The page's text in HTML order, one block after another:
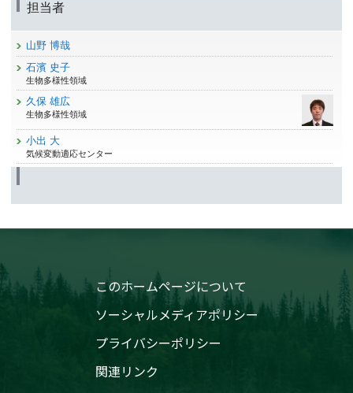
担当者
山野 博哉
石濱 史子
生物多様性領域
久保 雄広
生物多様性領域
小出 大
気候変動適応センター
このホームページについて
ソーシャルメディアポリシー
プライバシーポリシー
関連リンク